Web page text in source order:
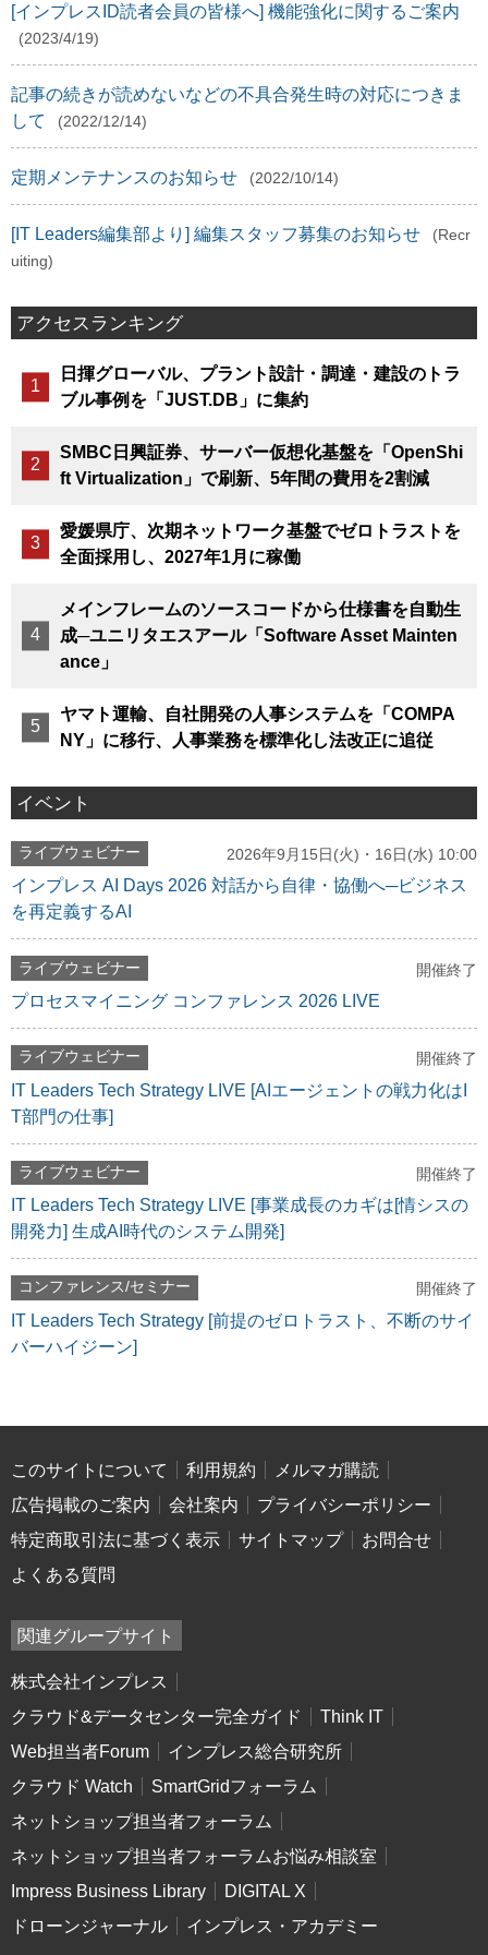
[インプレスID読者会員の皆様へ] 機能強化に関するご案内
(2023/4/19)
記事の続きが読めないなどの不具合発生時の対応につきま
して
(2022/12/14)
定期メンテナンスのお知らせ (2022/10/14)
[IT Leaders編集部より] 編集スタッフ募集のお知らせ
(Recr
uiting)
アクセスランキング
日揮グローバル、プラント設計・調達・建設のトラ
ブル事例を「JUST.DB」に集約
SMBC日興証券、サーバー仮想化基盤を「OpenShi
ft Virtualization」で刷新、5年間の費用を2割減
愛媛県庁、次期ネットワーク基盤でゼロトラストを
全面採用し、2027年1月に稼働
メインフレームのソースコードから仕様書を自動生
成─ユニリタエスアール「Software Asset Mainten
ance」
ヤマト運輸、自社開発の人事システムを「COMPA
NY」に移行、人事業務を標準化し法改正に追従
イベント
ライブウェビナー 2026年9月15日(火)・16日(水) 10:00
インプレス AI Days 2026 対話から自律・協働へ─ビジネス
を再定義するAI
ライブウェビナー 開催終了
プロセスマイニング コンファレンス 2026 LIVE
ライブウェビナー 開催終了
IT Leaders Tech Strategy LIVE [AIエージェントの戦力化はI
T部門の仕事]
ライブウェビナー 開催終了
IT Leaders Tech Strategy LIVE [事業成長のカギは[情シスの
開発力] 生成AI時代のシステム開発]
コンファレンス/セミナー 開催終了
IT Leaders Tech Strategy [前提のゼロトラスト、不断のサイ
バーハイジーン]
このサイトについて 利用規約
メルマガ購読
広告掲載のご案内
会社案内
プライバシーポリシー
特定商取引法に基づく表示
サイトマップ
お問合せ
よくある質問
関連グループサイト
株式会社インプレス
クラウド&データセンター完全ガイド
Think IT
Web担当者Forum
インプレス総合研究所
クラウド Watch
SmartGridフォーラム
ネットショップ担当者フォーラム
ネットショップ担当者フォーラムお悩み相談室
Impress Business Library
DIGITAL X
ドローンジャーナル
インプレス・アカデミー